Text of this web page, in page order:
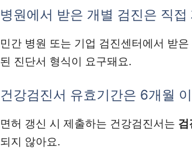
병원에서 받은 개별 검진은 직접
민간 병원 또는 기업 검진센터에서 받
된 진단서 형식이 요구돼요.
건강검진서 유효기간은 6개월
면허 갱신 시 제출하는 건강검진서는 검
되지 않아요.